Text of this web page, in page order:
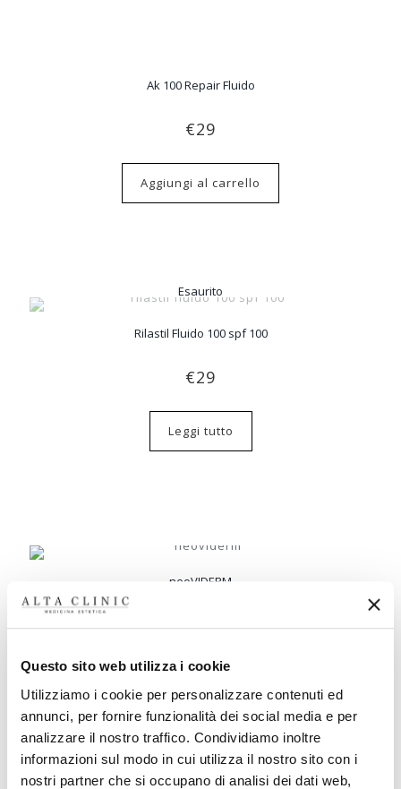
Questo sito web utilizza i cookie
Utilizziamo i cookie per personalizzare contenuti ed
annunci, per fornire funzionalità dei social media e per
analizzare il nostro traffico. Condividiamo inoltre
informazioni sul modo in cui utilizza il nostro sito con i
nostri partner che si occupano di analisi dei dati web,
Ak 100 Repair Fluido
€29
Aggiungi al carrello
Esaurito
Rilastil Fluido 100 spf 100
€29
Leggi tutto
neoVIDERM
€19